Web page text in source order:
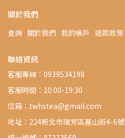
關於我們
查詢 關於我們 我的帳戶 退款政策
聯絡資訊
客服專線：0939534198
客服時間：10:00-19:30
信箱：twhstea@gmail.com
地址：224新北市瑞芳區基山街4-6號